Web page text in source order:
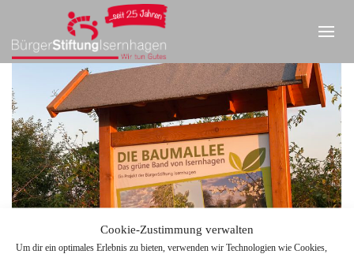
Cookie-Zustimmung verwalten
Um dir ein optimales Erlebnis zu bieten, verwenden wir Technologien wie Cookies,